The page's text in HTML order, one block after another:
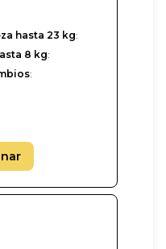
hasta 23 kg:
8 kg:
: